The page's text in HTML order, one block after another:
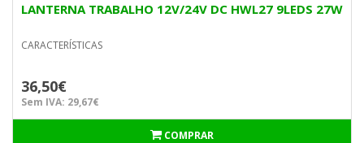
LANTERNA TRABALHO 12V/24V DC HWL27 9LEDS 27W
CARACTERÍSTICAS
36,50€
Sem IVA: 29,67€
COMPRAR